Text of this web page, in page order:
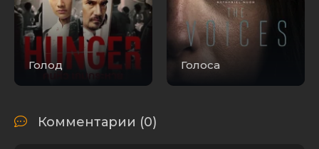
Голод Голоса
Комментарии (0)